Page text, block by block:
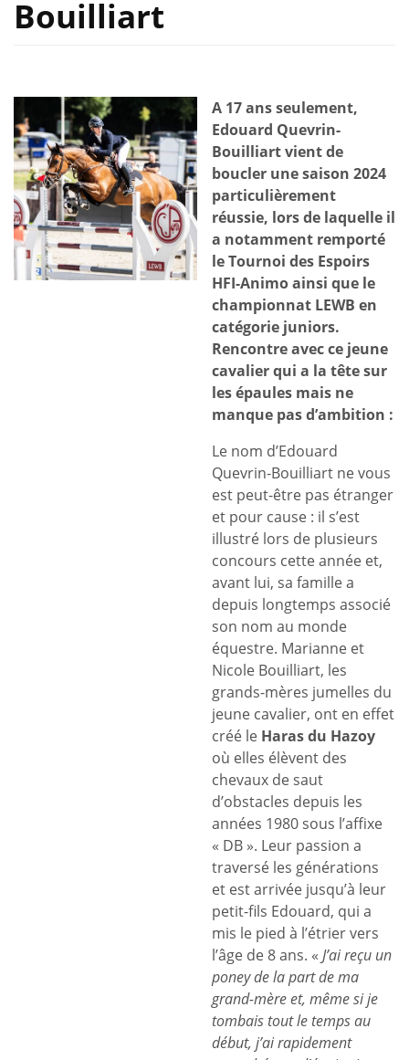
Bouilliart
A 17 ans seulement,
Edouard Quevrin-
Bouilliart vient de
boucler une saison 2024
particulièrement
réussie, lors de laquelle il
a notamment remporté
le Tournoi des Espoirs
HFI-Animo ainsi que le
championnat LEWB en
catégorie juniors.
Rencontre avec ce jeune
cavalier qui a la tête sur
les épaules mais ne
manque pas d’ambition :
Le nom d’Edouard
Quevrin-Bouilliart ne vous
est peut-être pas étranger
et pour cause : il s’est
illustré lors de plusieurs
concours cette année et,
avant lui, sa famille a
depuis longtemps associé
son nom au monde
équestre. Marianne et
Nicole Bouilliart, les
grands-mères jumelles du
jeune cavalier, ont en effet
créé le Haras du Hazoy
où elles élèvent des
chevaux de saut
d’obstacles depuis les
années 1980 sous l’affixe
« DB ». Leur passion a
traversé les générations
et est arrivée jusqu’à leur
petit-fils Edouard, qui a
mis le pied à l’étrier vers
l’âge de 8 ans. « J’ai reçu un
poney de la part de ma
grand-mère et, même si je
tombais tout le temps au
début, j’ai rapidement